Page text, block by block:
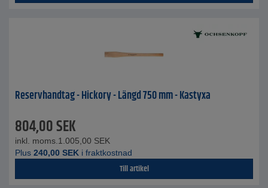
Reservhandtag - Hickory - Längd 750 mm - Kastyxa
804,00SEK
inkl. moms. 1.005,00 SEK
Plus 240,00 SEK i fraktkostnad
Till artikel